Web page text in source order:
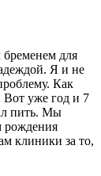
бременем для
Я и не
Как
Вот уже год и 7
пить. Мы
рождения
клиники за то,